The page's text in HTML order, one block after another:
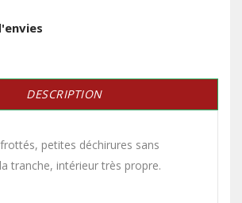
DESCRIPTION
petites déchirures sans
tranche, intérieur très propre.